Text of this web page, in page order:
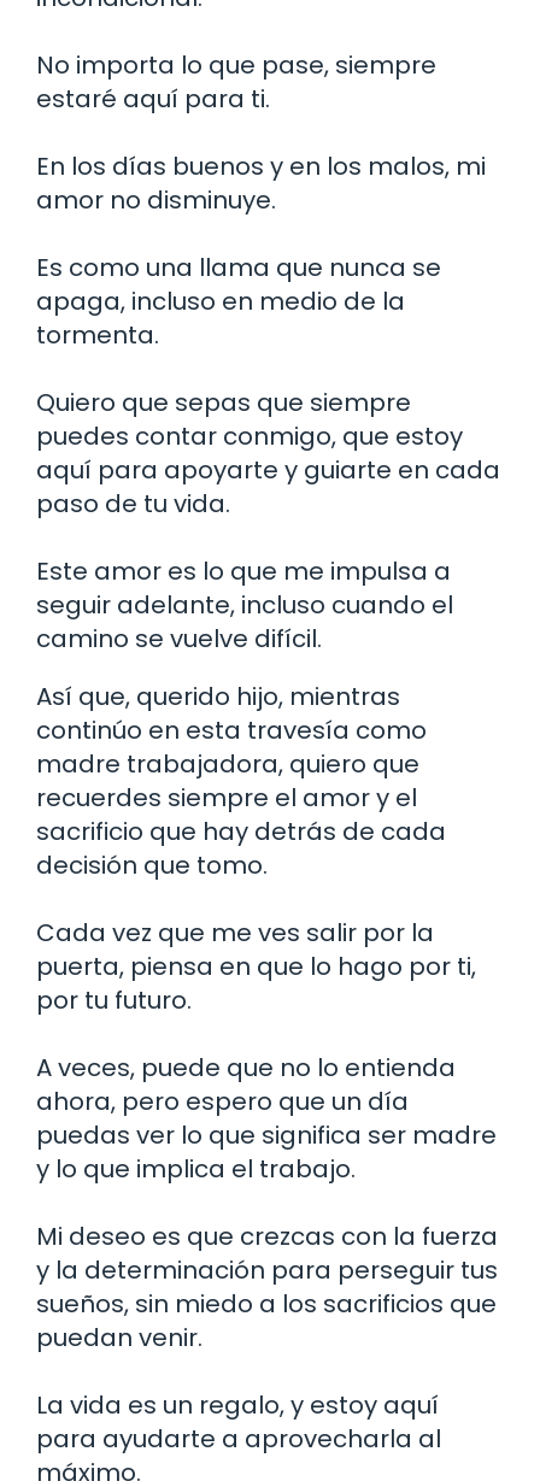
No importa lo que pase, siempre
estaré aquí para ti.
En los días buenos y en los malos, mi
amor no disminuye.
Es como una llama que nunca se
apaga, incluso en medio de la
tormenta.
Quiero que sepas que siempre
puedes contar conmigo, que estoy
aquí para apoyarte y guiarte en cada
paso de tu vida.
Este amor es lo que me impulsa a
seguir adelante, incluso cuando el
camino se vuelve difícil.
Así que, querido hijo, mientras
continúo en esta travesía como
madre trabajadora, quiero que
recuerdes siempre el amor y el
sacrificio que hay detrás de cada
decisión que tomo.
Cada vez que me ves salir por la
puerta, piensa en que lo hago por ti,
por tu futuro.
A veces, puede que no lo entienda
ahora, pero espero que un día
puedas ver lo que significa ser madre
y lo que implica el trabajo.
Mi deseo es que crezcas con la fuerza
y la determinación para perseguir tus
sueños, sin miedo a los sacrificios que
puedan venir.
La vida es un regalo, y estoy aquí
para ayudarte a aprovecharla al
máximo.